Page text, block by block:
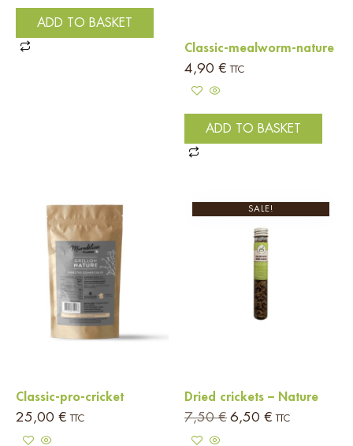
ADD TO BASKET
Classic-mealworm-nature
4,90 € TTC
ADD TO BASKET
Classic-pro-cricket
25,00 € TTC
SALE!
Dried crickets – Nature
7,50€ 6,50 € TTC